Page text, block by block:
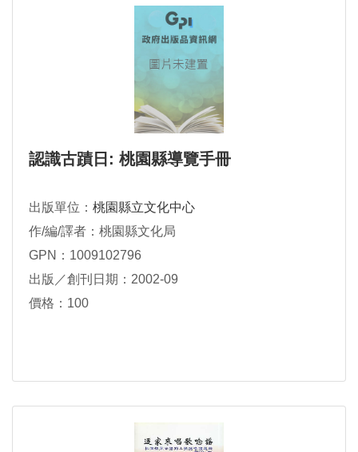
認識古蹟日: 桃園縣導覽手冊
出版單位： 桃園縣立文化中心
作/編/譯者：桃園縣文化局
GPN：1009102796
出版／創刊日期：2002-09
價格：100